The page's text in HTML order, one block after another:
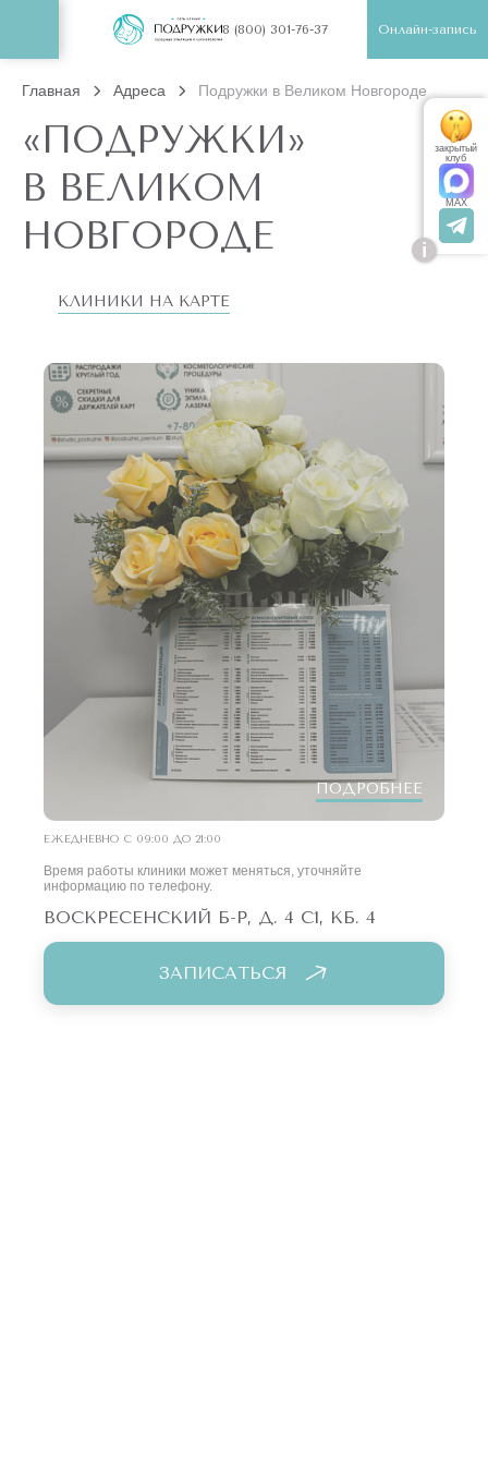
8 (800) 301-76-37 Онлайн-запись
Главная Адреса Подружки в Великом Новгороде
«ПОДРУЖКИ»
В ВЕЛИКОМ
НОВГОРОДЕ
КЛИНИКИ НА КАРТЕ
ПОДРОБНЕЕ
ЕЖЕДНЕВНО С 09:00 ДО 21:00
Время работы клиники может меняться, уточняйте
информацию по телефону.
ВОСКРЕСЕНСКИЙ Б-Р, Д. 4 С1, КБ. 4
ЗАПИСАТЬСЯ
i
закрытый
клуб
MAX